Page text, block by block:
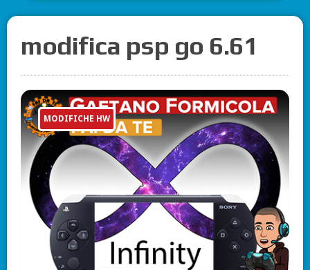
modifica psp go 6.61
MODIFICHE HW